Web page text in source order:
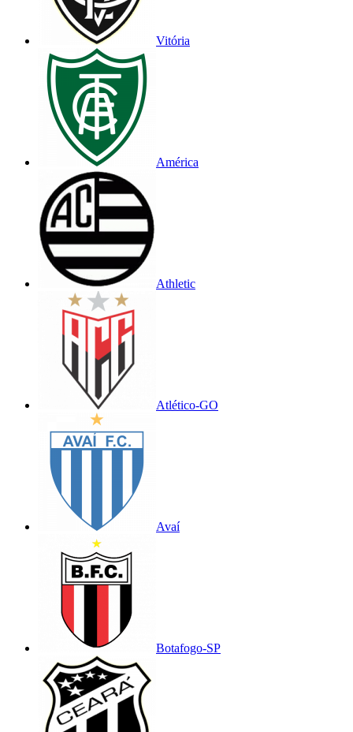
Vitória
América
Athletic
Atlético-GO
Avaí
Botafogo-SP